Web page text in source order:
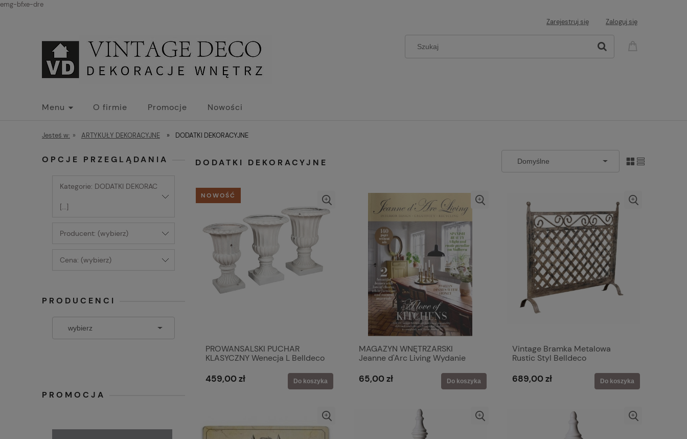
emg-bfxe-dre
Zarejestruj się
Zaloguj się
Menu O firmie Promocje Nowości
Jesteś w: » ARTYKUŁY DEKORACYJNE » DODATKI DEKORACYJNE
OPCJE PRZEGLĄDANIA
Kategorie: DODATKI DEKORAC
[...]
Producent: (wybierz)
Cena: (wybierz)
PRODUCENCI
PROMOCJA
DODATKI DEKORACYJNE
PROWANSALSKI PUCHAR
KLASYCZNY Wenecja L Belldeco
459,00 zł Do koszyka
NOWOŚĆ
MAGAZYN WNĘTRZARSKI
Jeanne d'Arc Living Wydanie
65,00 zł Do koszyka
Vintage Bramka Metalowa
Rustic Styl Belldeco
689,00 zł Do koszyka